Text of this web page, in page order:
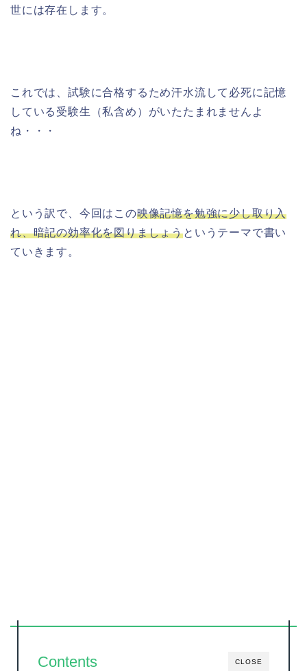
世には存在します。
これでは、試験に合格するため汗水流して必死に記憶
している受験生（私含め）がいたたまれませんよ
ね・・・
という訳で、今回はこの映像記憶を勉強に少し取り入
れ、暗記の効率化を図りましょうというテーマで書い
ていきます。
CLOSE
Contents